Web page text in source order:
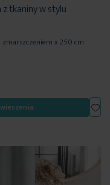
tkaniny w stylu
x 250 cm